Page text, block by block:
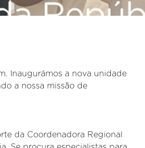
Inaugurámos a nova unidade
a nossa missão de
da Coordenadora Regional